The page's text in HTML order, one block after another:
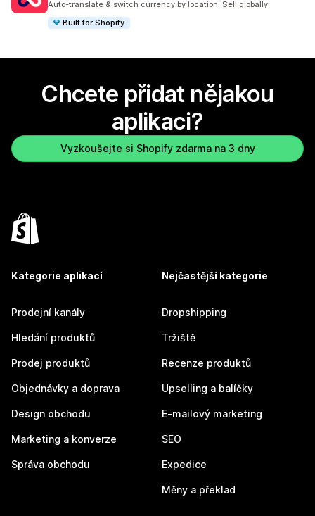
Auto-translate & switch currency by location. Sell globally.
Built for Shopify
Chcete přidat nějakou
aplikaci?
Vyzkoušejte si Shopify zdarma na 3 dny
Kategorie aplikací
Prodejní kanály
Hledání produktů
Prodej produktů
Objednávky a doprava
Design obchodu
Marketing a konverze
Správa obchodu
Nejčastější kategorie
Dropshipping
Tržiště
Recenze produktů
Upselling a balíčky
E-mailový marketing
SEO
Expedice
Měny a překlad